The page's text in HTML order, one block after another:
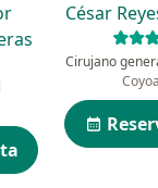
César
Cirujano